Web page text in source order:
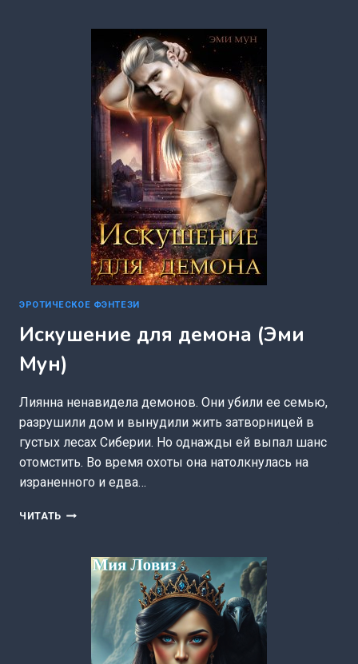
ЛАКОТА
ЛАКОМКА))
ЭРОТИЧЕСКОЕ ФЭНТЕЗИ
Искушение для демона (Эми
Мун)
Лиянна ненавидела демонов. Они убили ее семью,
разрушили дом и вынудили жить затворницей в
густых лесах Сиберии. Но однажды ей выпал шанс
отомстить. Во время охоты она натолкнулась на
израненного и едва…
ЧИТАТЬ ИСКУШЕНИЕ